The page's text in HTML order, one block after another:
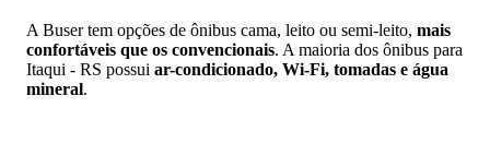
A Buser tem opções de ônibus cama, leito ou semi-leito, mais
confortáveis que os convencionais. A maioria dos ônibus para
Itaqui - RS possui ar-condicionado, Wi-Fi, tomadas e água
mineral.